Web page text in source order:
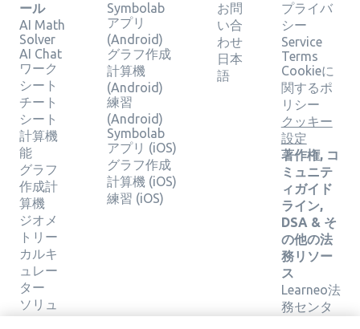
ール
AI Math
Solver
AI Chat
ワーク
シート
チート
シート
計算機
能
グラフ
作成計
算機
ジオメ
トリー
カルキ
ュレー
ター
ソリュ
ーショ
Symbolab
アプリ
(Android)
グラフ作成
計算機
(Android)
練習
(Android)
Symbolab
アプリ (iOS)
グラフ作成
計算機 (iOS)
練習 (iOS)
お問
い合
わせ
日本
語
プライバ
シー
Service
Terms
Cookieに
関するポ
リシー
クッキー
設定
著作権, コ
ミュニテ
ィガイド
ライン,
DSA & そ
の他の法
務リソー
ス
Learneo法
務センタ